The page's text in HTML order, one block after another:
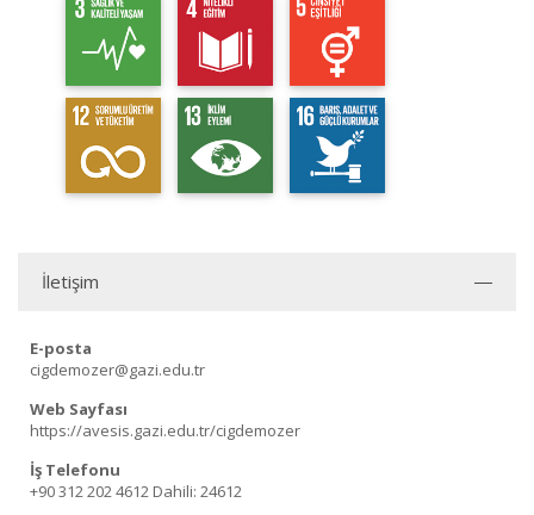
İletişim
E-posta
cigdemozer@gazi.edu.tr
Web Sayfası
https://avesis.gazi.edu.tr/cigdemozer
İş Telefonu
+90 312 202 4612 Dahili: 24612